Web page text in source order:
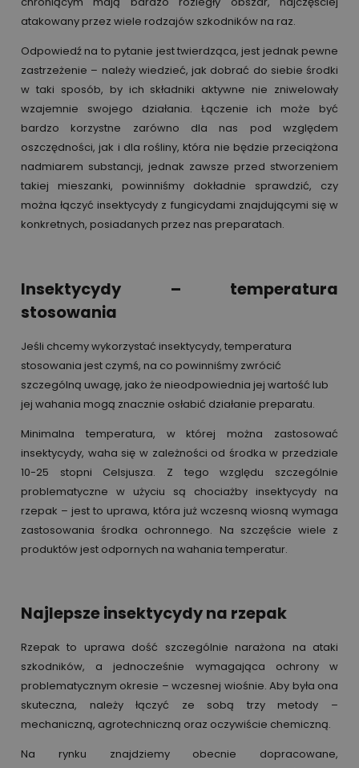
atakowany przez wiele rodzajów szkodników na raz.
Odpowiedź na to pytanie jest twierdząca, jest jednak pewne
zastrzeżenie – należy wiedzieć, jak dobrać do siebie środki
w taki sposób, by ich składniki aktywne nie zniwelowały
wzajemnie swojego działania. Łączenie ich może być
bardzo korzystne zarówno dla nas pod względem
oszczędności, jak i dla rośliny, która nie będzie przeciążona
nadmiarem substancji, jednak zawsze przed stworzeniem
takiej mieszanki, powinniśmy dokładnie sprawdzić, czy
można łączyć insektycydy z fungicydami znajdującymi się w
konkretnych, posiadanych przez nas preparatach.
Insektycydy – temperatura
stosowania
Jeśli chcemy wykorzystać insektycydy, temperatura
stosowania jest czymś, na co powinniśmy zwrócić
szczególną uwagę, jako że nieodpowiednia jej wartość lub
jej wahania mogą znacznie osłabić działanie preparatu.
Minimalna temperatura, w której można zastosować
insektycydy, waha się w zależności od środka w przedziale
10-25 stopni Celsjusza. Z tego względu szczególnie
problematyczne w użyciu są chociażby insektycydy na
rzepak – jest to uprawa, która już wczesną wiosną wymaga
zastosowania środka ochronnego. Na szczęście wiele z
produktów jest odpornych na wahania temperatur.
Najlepsze insektycydy na rzepak
Rzepak to uprawa dość szczególnie narażona na ataki
szkodników, a jednocześnie wymagająca ochrony w
problematycznym okresie – wczesnej wiośnie. Aby była ona
skuteczna, należy łączyć ze sobą trzy metody –
mechaniczną, agrotechniczną oraz oczywiście chemiczną.
Na rynku znajdziemy obecnie dopracowane,